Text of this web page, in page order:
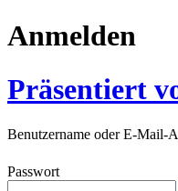
Anmelden
Präsentiert
Benutzername oder E-Mail-
Passwort